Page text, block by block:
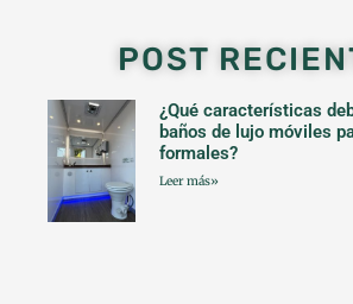
POST
¿Qué características
baños de lujo móviles
formales?
Leer más»